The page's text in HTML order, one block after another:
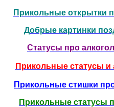
Прикольные открытки
Добрые картинки
Статусы про
Прикольные статусы
Прикольные стишки
Прикольные статусы